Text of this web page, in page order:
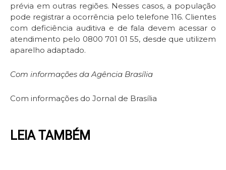
prévia em outras regiões. Nesses casos, a população
pode registrar a ocorrência pelo telefone 116. Clientes
com deficiência auditiva e de fala devem acessar o
atendimento pelo 0800 701 01 55, desde que utilizem
aparelho adaptado.
Com informações da Agência Brasília
Com informações do Jornal de Brasília
LEIA TAMBÉM